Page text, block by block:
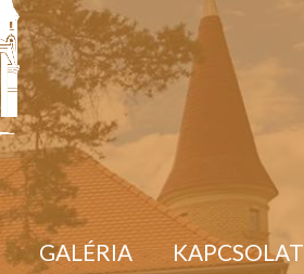
GALÉRIA KAPCSOLAT